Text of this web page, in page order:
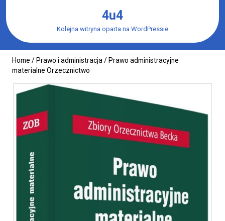
content
4u4
Kolejna witryna oparta na WordPressie
Home / Prawo i administracja / Prawo administracyjne
materialne Orzecznictwo